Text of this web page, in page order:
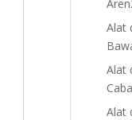
Aren
Alat
Alat
Alat